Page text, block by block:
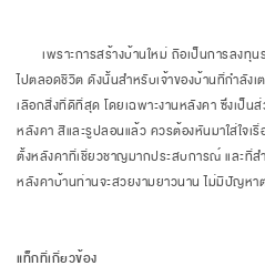
เพราะการสร้างบ้านใหม่ ถือเป็นการลงทุ
ไปตลอดชีวิต ดังนั้นสำหรับเจ้าของบ้านที่กำลัง
เลือกสิ่งที่ดีที่สุด โดยเฉพาะงานหลังคา ซึ่งเป็
หลังคา สีและรูปลอนแล้ว ควรต้องหันมาใส่ใจเ
ตั้งหลังคาที่เชี่ยวชาญมากประสบการณ์ และที่
หลังคาบ้านท่านจะสวยงามยาวนาน ไม่มีปัญหา
แท็กที่เกี่ยวข้อง